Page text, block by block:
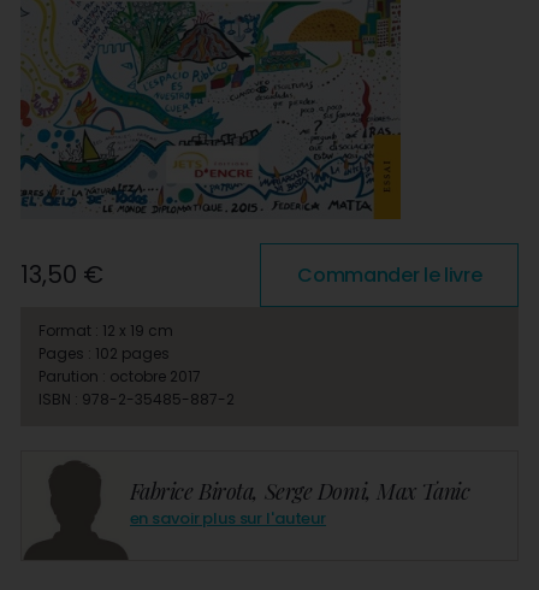
Fabrice Birota, Serge Domi, Max Tanic
en savoir plus sur l'auteur
13,50 € Commander le livre
Format : 12 x 19 cm
Pages : 102 pages
Parution : octobre 2017
ISBN : 978-2-35485-887-2